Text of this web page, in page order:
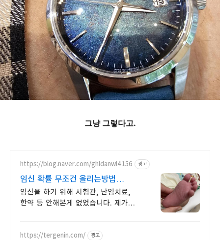
그냥 그렇다고.
https://blog.naver.com/ghldanwl4156 광고
임신 확률 무조건 올리는방법
자연임신 성공했어요
임신을 하기 위해 시험관, 난임치료,
한약 등 안해본게 없었습니다. 제가
https://tergenin.com/ 광고